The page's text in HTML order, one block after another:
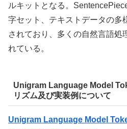
ルキットとなる。
字セット、テキストデータの多
されており、多くの自然言語処
れている。
Unigram Language Model
リズム及び実装例について
Unigram Language Model